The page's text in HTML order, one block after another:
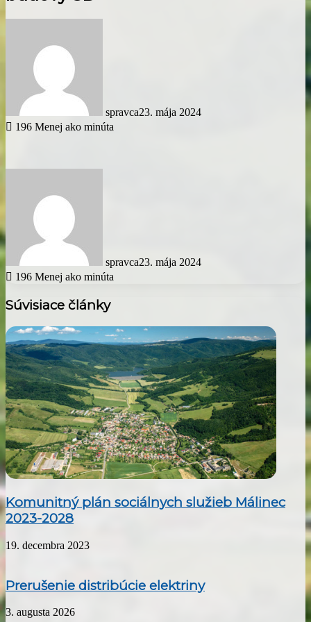
spravca23. mája 2024
196 Menej ako minúta
spravca23. mája 2024
196 Menej ako minúta
Súvisiace články
Komunitný plán sociálnych služieb Málinec
2023-2028
19. decembra 2023
Prerušenie distribúcie elektriny
3. augusta 2026